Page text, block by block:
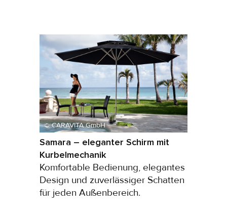
© CARAVITA GmbH
Samara – eleganter Schirm mit
Kurbelmechanik
Komfortable Bedienung, elegantes
Design und zuverlässiger Schatten
für jeden Außenbereich.